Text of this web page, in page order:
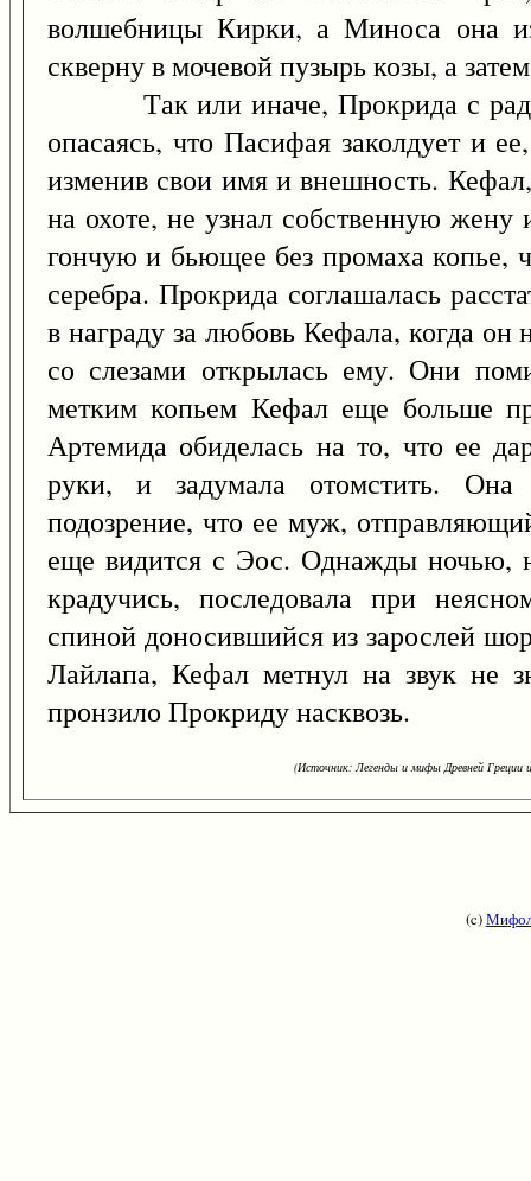
волшебницы Кирки, а Миноса она
скверну в мочевой пузырь козы, а
Так или иначе, Прокрида с
опасаясь, что Пасифая заколдует и
изменив свои имя и внешность.
на охоте, не узнал собственную жену
гончую и бьющее без промаха копье,
серебра. Прокрида соглашалась
в награду за любовь Кефала, когда он
со слезами открылась ему. Они
метким копьем Кефал еще больше
Артемида обиделась на то, что ее
руки, и задумала отомстить.
подозрение, что ее муж,
еще видится с Эос. Однажды ночью,
крадучись, последовала при
спиной доносившийся из зарослей
Лайлапа, Кефал метнул на звук не
пронзило Прокриду насквозь.
(Источник: Легенды и мифы Древней
(c)